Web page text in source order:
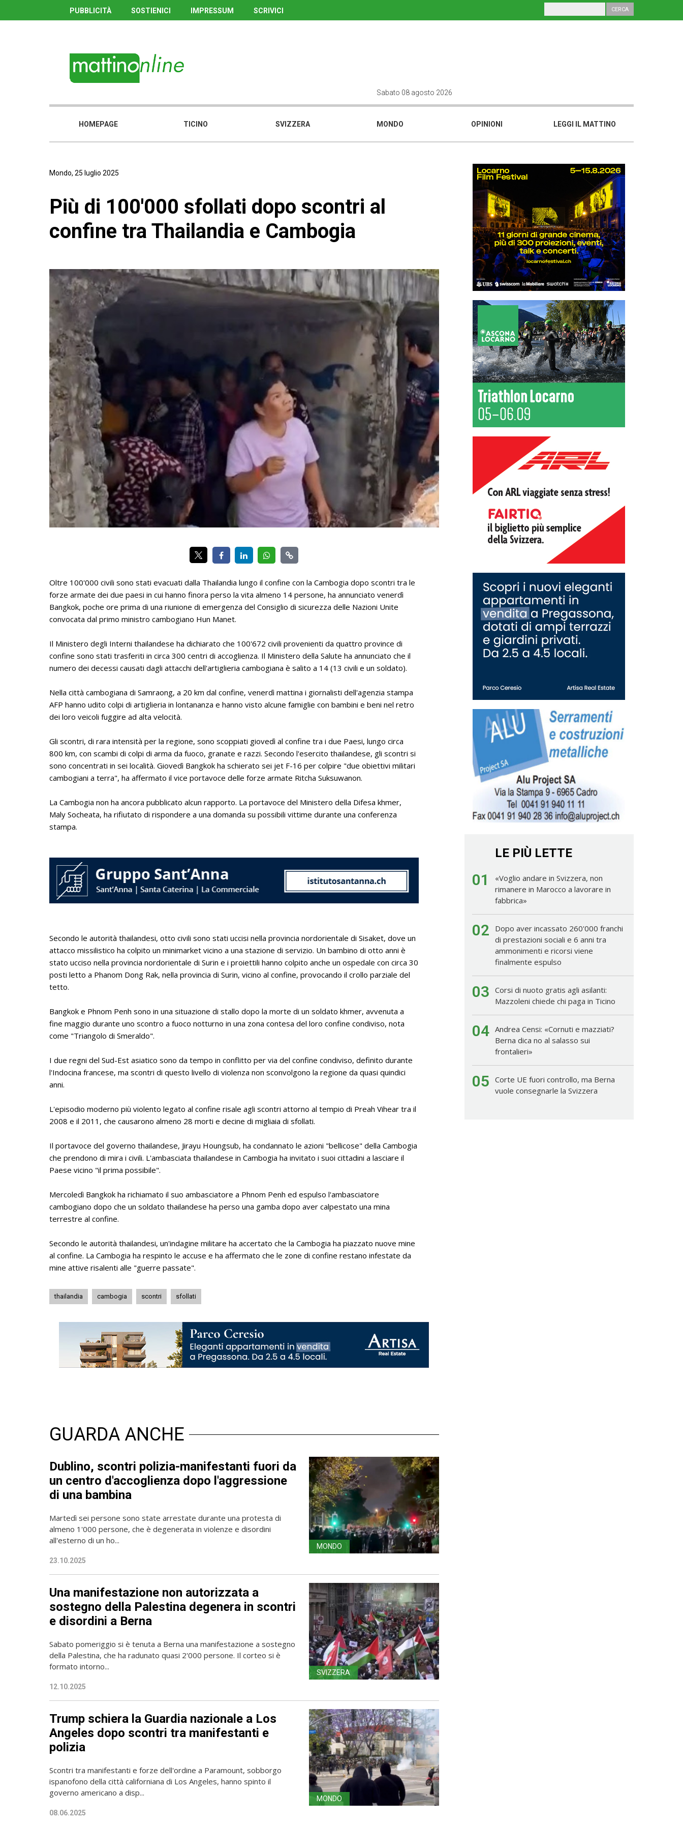
PUBBLICITÀ SOSTIENICI IMPRESSUM SCRIVICI
Sabato 08 agosto 2026
HOMEPAGE TICINO SVIZZERA MONDO OPINIONI LEGGI IL MATTINO
Mondo, 25 luglio 2025
Più di 100'000 sfollati dopo scontri al
confine tra Thailandia e Cambogia
Oltre 100'000 civili sono stati evacuati dalla Thailandia lungo il confine con la Cambogia dopo scontri tra le
forze armate dei due paesi in cui hanno finora perso la vita almeno 14 persone, ha annunciato venerdì
Bangkok, poche ore prima di una riunione di emergenza del Consiglio di sicurezza delle Nazioni Unite
convocata dal primo ministro cambogiano Hun Manet.
Il Ministero degli Interni thailandese ha dichiarato che 100'672 civili provenienti da quattro province di
confine sono stati trasferiti in circa 300 centri di accoglienza. Il Ministero della Salute ha annunciato che il
numero dei decessi causati dagli attacchi dell'artiglieria cambogiana è salito a 14 (13 civili e un soldato).
Nella città cambogiana di Samraong, a 20 km dal confine, venerdì mattina i giornalisti dell'agenzia stampa
AFP hanno udito colpi di artiglieria in lontananza e hanno visto alcune famiglie con bambini e beni nel retro
dei loro veicoli fuggire ad alta velocità.
Gli scontri, di rara intensità per la regione, sono scoppiati giovedì al confine tra i due Paesi, lungo circa
800 km, con scambi di colpi di arma da fuoco, granate e razzi. Secondo l'esercito thailandese, gli scontri si
sono concentrati in sei località. Giovedì Bangkok ha schierato sei jet F-16 per colpire "due obiettivi militari
cambogiani a terra", ha affermato il vice portavoce delle forze armate Ritcha Suksuwanon.
La Cambogia non ha ancora pubblicato alcun rapporto. La portavoce del Ministero della Difesa khmer,
Maly Socheata, ha rifiutato di rispondere a una domanda su possibili vittime durante una conferenza
stampa.
Secondo le autorità thailandesi, otto civili sono stati uccisi nella provincia nordorientale di Sisaket, dove un
attacco missilistico ha colpito un minimarket vicino a una stazione di servizio. Un bambino di otto anni è
stato ucciso nella provincia nordorientale di Surin e i proiettili hanno colpito anche un ospedale con circa 30
posti letto a Phanom Dong Rak, nella provincia di Surin, vicino al confine, provocando il crollo parziale del
tetto.
Bangkok e Phnom Penh sono in una situazione di stallo dopo la morte di un soldato khmer, avvenuta a
fine maggio durante uno scontro a fuoco notturno in una zona contesa del loro confine condiviso, nota
come "Triangolo di Smeraldo".
I due regni del Sud-Est asiatico sono da tempo in conflitto per via del confine condiviso, definito durante
l'Indocina francese, ma scontri di questo livello di violenza non sconvolgono la regione da quasi quindici
anni.
L'episodio moderno più violento legato al confine risale agli scontri attorno al tempio di Preah Vihear tra il
2008 e il 2011, che causarono almeno 28 morti e decine di migliaia di sfollati.
Il portavoce del governo thailandese, Jirayu Houngsub, ha condannato le azioni "bellicose" della Cambogia
che prendono di mira i civili. L'ambasciata thailandese in Cambogia ha invitato i suoi cittadini a lasciare il
Paese vicino "il prima possibile".
Mercoledì Bangkok ha richiamato il suo ambasciatore a Phnom Penh ed espulso l'ambasciatore
cambogiano dopo che un soldato thailandese ha perso una gamba dopo aver calpestato una mina
terrestre al confine.
Secondo le autorità thailandesi, un'indagine militare ha accertato che la Cambogia ha piazzato nuove mine
al confine. La Cambogia ha respinto le accuse e ha affermato che le zone di confine restano infestate da
mine attive risalenti alle "guerre passate".
thailandia cambogia scontri sfollati
GUARDA ANCHE
Dublino, scontri polizia-manifestanti fuori da
un centro d'accoglienza dopo l'aggressione
di una bambina
Martedì sei persone sono state arrestate durante una protesta di
almeno 1'000 persone, che è degenerata in violenze e disordini
all'esterno di un ho...
23.10.2025
MONDO
Una manifestazione non autorizzata a
sostegno della Palestina degenera in scontri
e disordini a Berna
Sabato pomeriggio si è tenuta a Berna una manifestazione a sostegno
della Palestina, che ha radunato quasi 2'000 persone. Il corteo si è
formato intorno...
12.10.2025
SVIZZERA
Trump schiera la Guardia nazionale a Los
Angeles dopo scontri tra manifestanti e
polizia
Scontri tra manifestanti e forze dell'ordine a Paramount, sobborgo
ispanofono della città californiana di Los Angeles, hanno spinto il
governo americano a disp...
08.06.2025
MONDO
LE PIÙ LETTE
01
«Voglio andare in Svizzera, non
rimanere in Marocco a lavorare in
fabbrica»
02
Dopo aver incassato 260'000 franchi
di prestazioni sociali e 6 anni tra
ammonimenti e ricorsi viene
finalmente espulso
03 Corsi di nuoto gratis agli asilanti:
Mazzoleni chiede chi paga in Ticino
04 Andrea Censi: «Cornuti e mazziati?
Berna dica no al salasso sui
frontalieri»
05 Corte UE fuori controllo, ma Berna
vuole consegnarle la Svizzera